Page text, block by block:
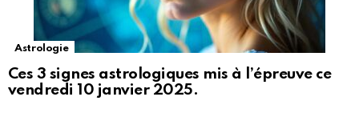
Astrologie
Ces 3 signes astrologiques mis à l’épreuve ce
vendredi 10 janvier 2025.